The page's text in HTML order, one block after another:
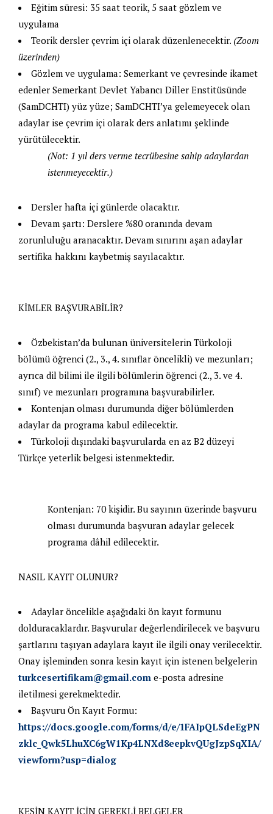
Eğitim süresi: 35 saat teorik, 5 saat gözlem ve
uygulama
Teorik dersler çevrim içi olarak düzenlenecektir. (Zoom
üzerinden)
Gözlem ve uygulama: Semerkant ve çevresinde ikamet
edenler Semerkant Devlet Yabancı Diller Enstitüsünde
(SamDCHTI) yüz yüze; SamDCHTI’ya gelemeyecek olan
adaylar ise çevrim içi olarak ders anlatımı şeklinde
yürütülecektir.
(Not: 1 yıl ders verme tecrübesine sahip adaylardan
istenmeyecektir.)
Dersler hafta içi günlerde olacaktır.
Devam şartı: Derslere %80 oranında devam
zorunluluğu aranacaktır. Devam sınırını aşan adaylar
sertifika hakkını kaybetmiş sayılacaktır.
KİMLER BAŞVURABİLİR?
Özbekistan’da bulunan üniversitelerin Türkoloji
bölümü öğrenci (2., 3., 4. sınıflar öncelikli) ve mezunları;
ayrıca dil bilimi ile ilgili bölümlerin öğrenci (2., 3. ve 4.
sınıf) ve mezunları programına başvurabilirler.
Kontenjan olması durumunda diğer bölümlerden
adaylar da programa kabul edilecektir.
Türkoloji dışındaki başvurularda en az B2 düzeyi
Türkçe yeterlik belgesi istenmektedir.
Kontenjan: 70 kişidir. Bu sayının üzerinde başvuru
olması durumunda başvuran adaylar gelecek
programa dâhil edilecektir.
NASIL KAYIT OLUNUR?
Adaylar öncelikle aşağıdaki ön kayıt formunu
dolduracaklardır. Başvurular değerlendirilecek ve başvuru
şartlarını taşıyan adaylara kayıt ile ilgili onay verilecektir.
Onay işleminden sonra kesin kayıt için istenen belgelerin
turkcesertifikam@gmail.com e-posta adresine
iletilmesi gerekmektedir.
Başvuru Ön Kayıt Formu:
https://docs.google.com/forms/d/e/1FAIpQLSdeEgPN
zklc_Qwk5LhuXC6gW1Kp4LNXd8eepkvQUgJzpSqXIA/
viewform?usp=dialog
KESİN KAYIT İÇİN GEREKLİ BELGELER